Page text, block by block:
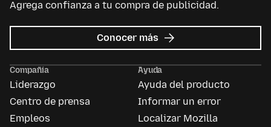
Agrega confianza a tu compra de publicidad.
Conocer más sobre
Mozilla
Compañía
Liderazgo
Centro de prensa
Empleos
Ayuda
Ayuda del producto
Informar un error
Localizar Mozilla